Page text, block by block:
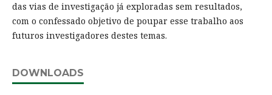
das vias de investigação já exploradas sem resultados,
com o confessado objetivo de poupar esse trabalho aos
futuros investigadores destes temas.
DOWNLOADS